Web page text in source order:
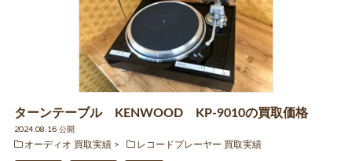
ターンテーブル KENWOOD KP-9010の買取価格
2024.08.16 公開
オーディオ 買取実績
レコードプレーヤー 買取実績